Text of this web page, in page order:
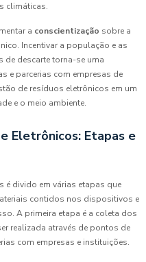
climáticas.
a conscientização sobre a
Incentivar a população e as
de descarte torna-se uma
e parcerias com empresas de
de resíduos eletrônicos em um
e o meio ambiente.
Eletrônicos: Etapas e
é divido em várias etapas que
contidos nos dispositivos e
A primeira etapa é a coleta dos
realizada através de pontos de
com empresas e instituições.